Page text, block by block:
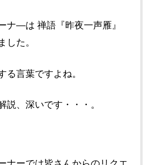
ナ―は 禅語『昨夜一声雁』
した。
る言葉ですよね。
説、深いです・・・。